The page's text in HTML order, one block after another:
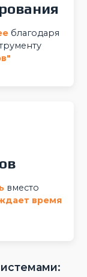
благодаря
вместо
время